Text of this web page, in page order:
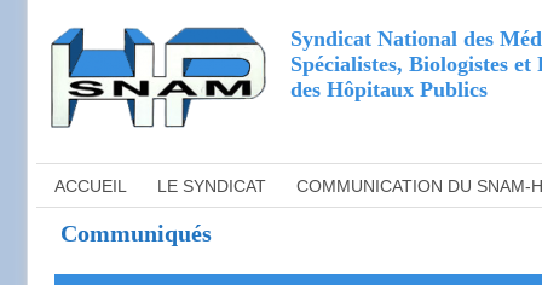
ACCUEIL LE SYNDICAT COMMUNICATION DU SNAM-
Communiqués
Syndicat National des
Spécialistes, Biologistes et
des Hôpitaux Publics